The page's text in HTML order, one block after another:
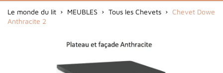
Le monde du lit MEUBLES Tous les Chevets
Chevet Dowe
Anthracite 2